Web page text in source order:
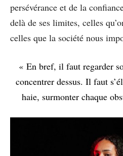
persévérance et de la
delà de ses limites, celles
celles que la société nous
« En bref, il faut regarder
concentrer dessus. Il faut
haie, surmonter chaque